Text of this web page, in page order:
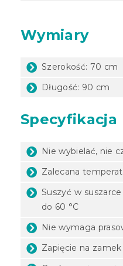
Wymiary
Szerokość: 70 cm
Długość: 90 cm
Specyfikacja
Nie wybielać, nie
Zalecana
Suszyć w
do 60 °C
Nie wymaga
Zapięcie na zamek